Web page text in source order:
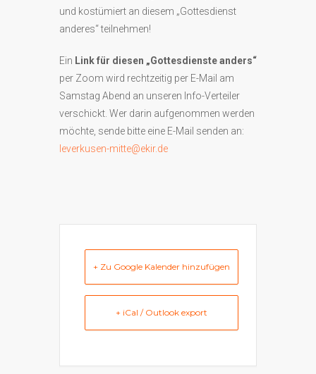
und kostümiert an diesem „Gottesdienst
anderes“ teilnehmen!
Ein Link für diesen „Gottesdienste anders“
per Zoom wird rechtzeitig per E-Mail am
Samstag Abend an unseren Info-Verteiler
verschickt. Wer darin aufgenommen werden
möchte, sende bitte eine E-Mail senden an:
leverkusen-mitte@ekir.de
+ Zu Google Kalender hinzufügen
+ iCal / Outlook export